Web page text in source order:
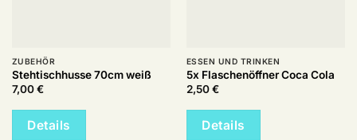
ZUBEHÖR
Stehtischhusse 70cm weiß
7,00€
Details
ESSEN UND TRINKEN
5x Flaschenöffner Coca Cola
2,50€
Details